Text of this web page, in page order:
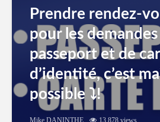
Prendre rendez-
pour les
passeport et de
d’identité, c’est
possible ⤵️!